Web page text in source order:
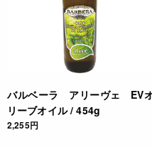
バルベーラ アリーヴェ EV
リーブオイル / 454g
2,255円